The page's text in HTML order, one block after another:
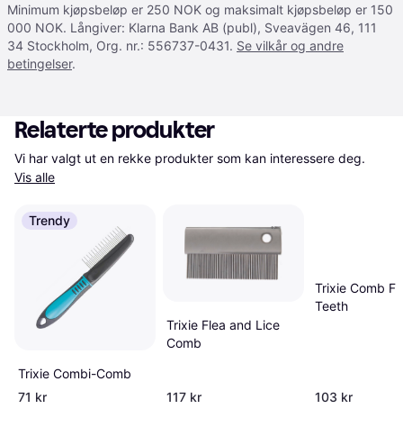
Minimum kjøpsbeløp er 250 NOK og maksimalt kjøpsbeløp er 150
000 NOK. Långiver: Klarna Bank AB (publ), Sveavägen 46, 111
34 Stockholm, Org. nr.: 556737-0431. Se vilkår og andre
betingelser.
Relaterte produkter
Vis alle
Trendy
Trixie Combi-Comb
71 kr
Trixie Flea and Lice
Comb
117 kr
Trixie Comb
Teeth
103 kr